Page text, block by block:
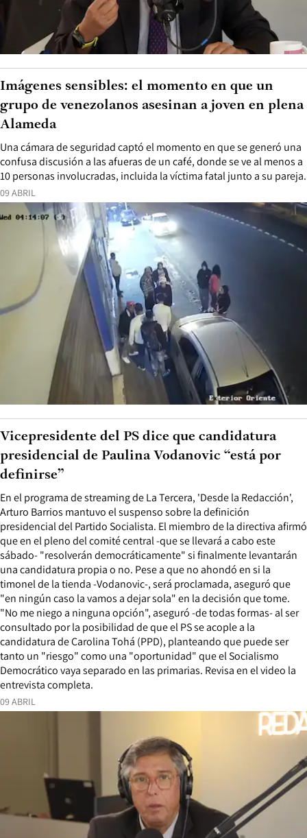
09 ABRIL
Una cámara de seguridad captó el momento en que se generó una
confusa discusión a las afueras de un café, donde se ve al menos a
10 personas involucradas, incluida la víctima fatal junto a su pareja.
Imágenes sensibles: el momento en que un
grupo de venezolanos asesinan a joven en plena
Alameda
09 ABRIL
En el programa de streaming de La Tercera, 'Desde la Redacción',
Arturo Barrios mantuvo el suspenso sobre la definición
presidencial del Partido Socialista. El miembro de la directiva afirmó
que en el pleno del comité central -que se llevará a cabo este
sábado- "resolverán democráticamente" si finalmente levantarán
una candidatura propia o no. Pese a que no ahondó en si la
timonel de la tienda -Vodanovic-, será proclamada, aseguró que
"en ningún caso la vamos a dejar sola" en la decisión que tome.
"No me niego a ninguna opción", aseguró -de todas formas- al ser
consultado por la posibilidad de que el PS se acople a la
candidatura de Carolina Tohá (PPD), planteando que puede ser
tanto un "riesgo" como una "oportunidad" que el Socialismo
Democrático vaya separado en las primarias. Revisa en el video la
entrevista completa.
Vicepresidente del PS dice que candidatura
presidencial de Paulina Vodanovic “está por
definirse”